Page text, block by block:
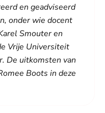
en geadviseerd
onder wie docent
Smouter en
Vrije Universiteit
De uitkomsten van
Boots in deze